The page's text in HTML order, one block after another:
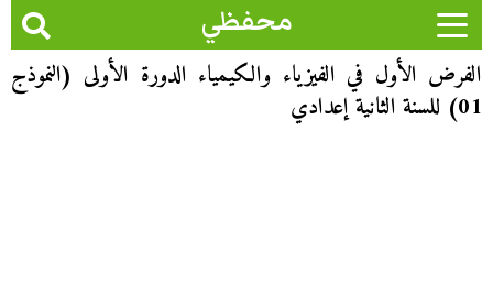
محفظي
الفرض الأول في الفيزياء والكيمياء الدورة الأولى (النموذج
01) للسنة الثانية إعدادي